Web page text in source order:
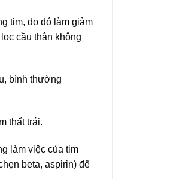
tim, do đó làm giảm
cầu thận không
bình thường
thất trái.
làm việc của tim
beta, aspirin) để